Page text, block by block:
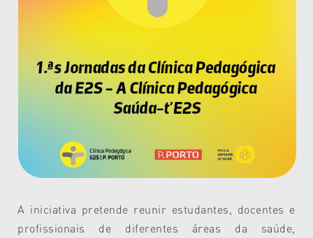
A iniciativa pretende reunir estudantes, docentes e
profissionais de diferentes áreas da saúde,